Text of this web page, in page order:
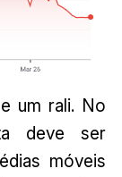
um rali. No
deve ser
móveis